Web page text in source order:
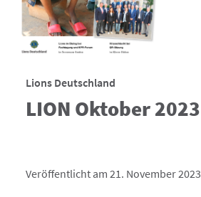
Lions Deutschland
LION Oktober 2023
Veröffentlicht am 21. November 2023